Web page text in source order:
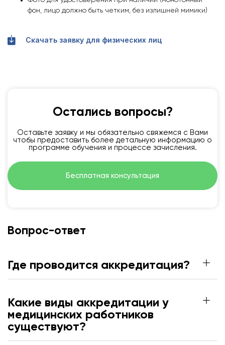
фон, лицо должно быть четким, без излишней мимики)
Скачать заявку для физических лиц
Остались вопросы?
Оставьте заявку и мы обязательно свяжемся с Вами
чтобы предоставить более детальную информацию о
программе обучения и процессе зачисления.
Бесплатная консультация
Вопрос-ответ
Где проводится аккредитация?
Какие виды аккредитации у
медицинских работников
существуют?